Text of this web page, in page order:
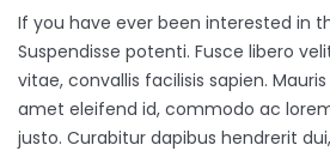
If you have ever been interested in
Suspendisse potenti. Fusce libero
vitae, convallis facilisis sapien.
amet eleifend id, commodo ac
justo. Curabitur dapibus hendrerit